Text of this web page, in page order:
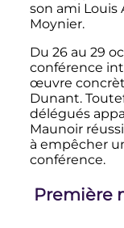
son ami Louis
Moynier.
Du 26 au 29
conférence
œuvre
Dunant.
délégués
Maunoir
à empêcher
conférence.
Première